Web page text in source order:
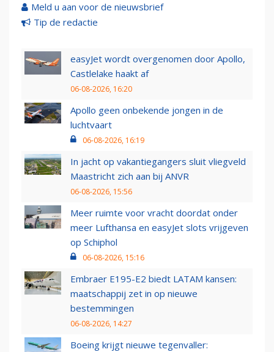
Meld u aan voor de nieuwsbrief
Tip de redactie
easyJet wordt overgenomen door Apollo,
Castlelake haakt af
06-08-2026, 16:20
Apollo geen onbekende jongen in de
luchtvaart
06-08-2026, 16:19
In jacht op vakantiegangers sluit vliegveld
Maastricht zich aan bij ANVR
06-08-2026, 15:56
Meer ruimte voor vracht doordat onder
meer Lufthansa en easyJet slots vrijgeven
op Schiphol
06-08-2026, 15:16
Embraer E195-E2 biedt LATAM kansen:
maatschappij zet in op nieuwe
bestemmingen
06-08-2026, 14:27
Boeing krijgt nieuwe tegenvaller: